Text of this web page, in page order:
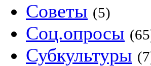
Советы (5)
Соц.опросы
Субкультуры